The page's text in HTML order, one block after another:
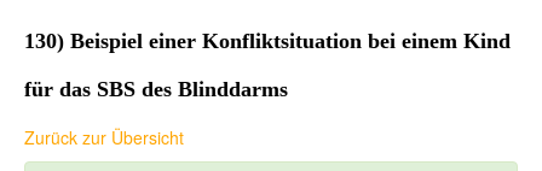
130) Beispiel einer Konfliktsituation bei einem Kind
für das SBS des Blinddarms
Zurück zur Übersicht